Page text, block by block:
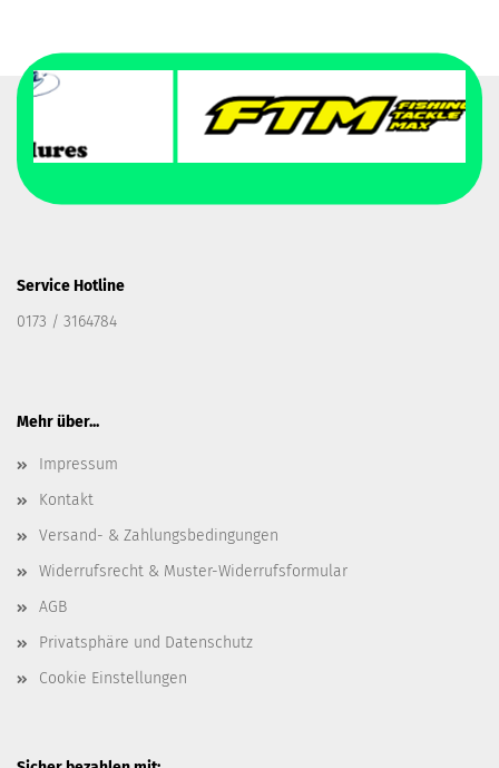
Service Hotline
0173 / 3164784
Mehr über...
Impressum
Kontakt
Versand- & Zahlungsbedingungen
Widerrufsrecht & Muster-Widerrufsformular
AGB
Privatsphäre und Datenschutz
Cookie Einstellungen